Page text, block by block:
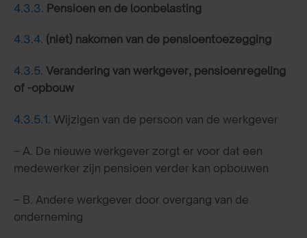
4.3.3. Pensioen en de loonbelasting
4.3.4. (niet) nakomen van de pensioentoezegging
4.3.5. Verandering van werkgever, pensioenregeling
of -opbouw
4.3.5.1. Wijzigen van de persoon van de werkgever
– A. De nieuwe werkgever zorgt er voor dat een
medewerker zijn pensioen verder kan opbouwen
– B. Andere werkgever door overgang van de
onderneming